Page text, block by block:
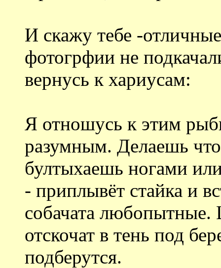
И скажу тебе -
фотогрфии не
вернусь к хариусам:
Я отношусь к этим
разумным. Делаешь
бултыхаешь ногами
- приплывёт стайка и
собачата
отскочат в тень под
подберутся.